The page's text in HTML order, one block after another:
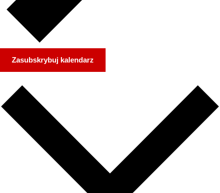
Zasubskrybuj kalendarz